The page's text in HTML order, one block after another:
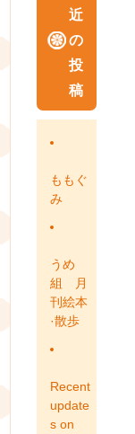
近
の
投
稿
ももぐ
み
うめ
組 月
刊絵本
·散歩
Recent
update
s on